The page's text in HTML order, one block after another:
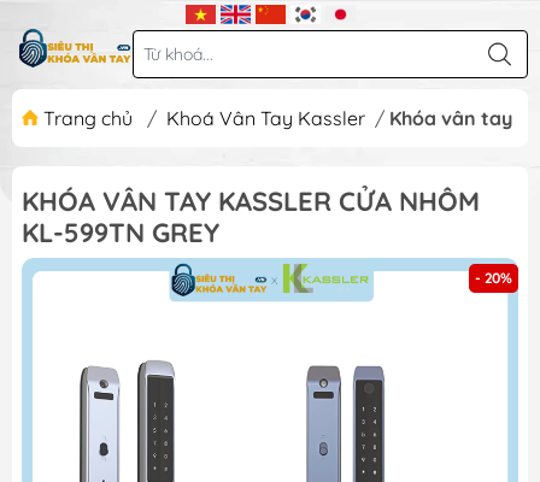
Trang chủ / Khoá Vân Tay Kassler / Khóa vân tay
KHÓA VÂN TAY KASSLER CỬA NHÔM
KL-599TN GREY
- 20%